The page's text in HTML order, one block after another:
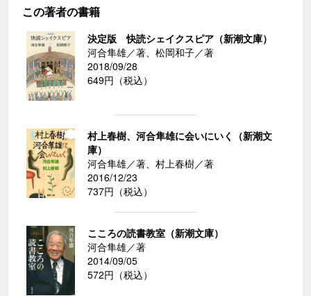
この著者の書籍
決定版 快読シェイクスピア（新潮文庫）
河合隼雄／著、松岡和子／著
2018/09/28
649円（税込）
村上春樹、河合隼雄に会いにいく（新潮文
庫）
河合隼雄／著、村上春樹／著
2016/12/23
737円（税込）
こころの読書教室（新潮文庫）
河合隼雄／著
2014/09/05
572円（税込）